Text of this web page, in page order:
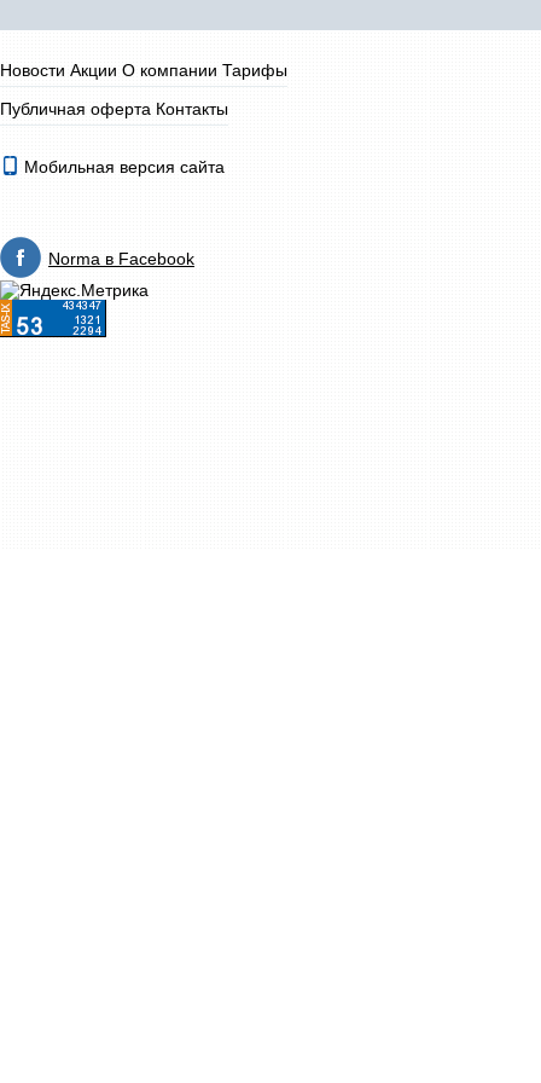
Новости Акции О компании Тарифы
Публичная оферта Контакты
Мобильная версия сайта
Norma в Facebook